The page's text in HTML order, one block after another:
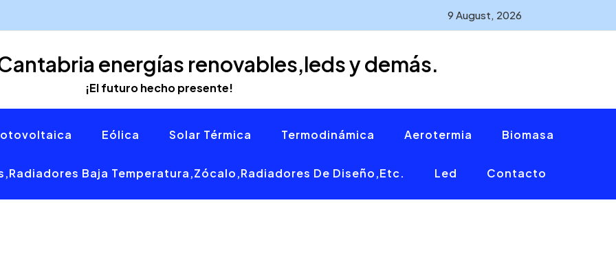
9 August, 2026
energías renovables,leds y demás.
¡El futuro hecho presente!
Eólica Solar Térmica Termodinámica Aerotermia Biomasa
Baja Temperatura,zócalo,radiadores De Diseño,etc. Led Contacto